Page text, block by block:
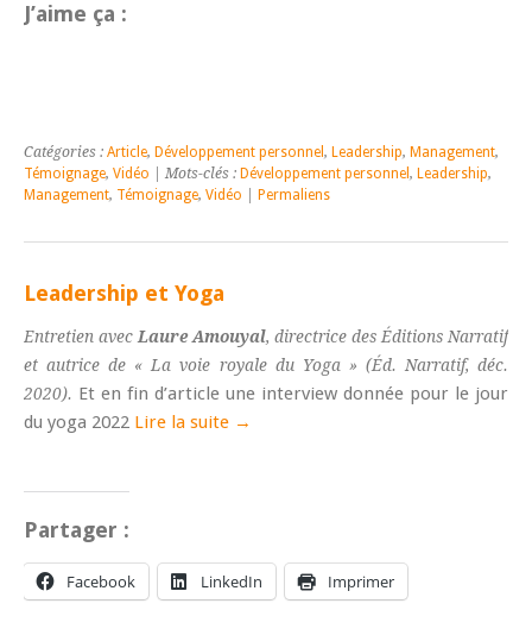
J’aime ça :
Catégories : Article, Développement personnel , Leadership, Management,
Témoignage, Vidéo | Mots-clés : Développement personnel , Leadership,
Management, Témoignage, Vidéo Permaliens
Leadership et Yoga
Entretien avecLaure Amouyal, directrice des Éditions Narratif
et autrice de « La voie royale du Yoga » (Éd. Narratif, déc.
2020). Et en fin d’article une interview donnée pour le jour
du yoga 2022 Lire la suite →
Partager :
Facebook LinkedIn Imprimer